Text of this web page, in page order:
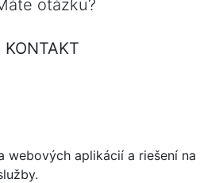
otázku?
KONTAKT
webových aplikácií a riešení na